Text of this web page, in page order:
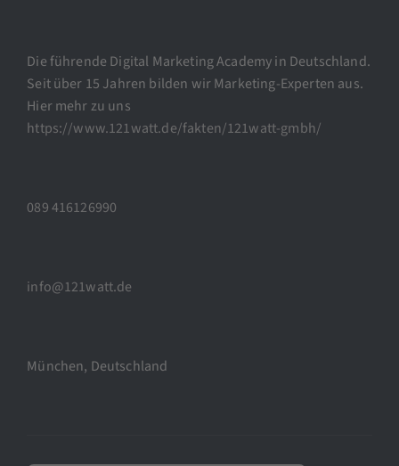
Die führende Digital Marketing Academy in Deutschland.
Seit über 15 Jahren bilden wir Marketing-Experten aus.
Hier mehr zu uns
https://www.121watt.de/fakten/121watt-gmbh/
089 416126990
info@121watt.de
München, Deutschland